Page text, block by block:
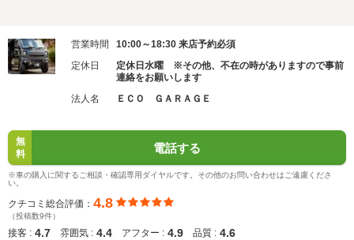
営業時間
10:00～18:30 来店予約必須
定休日
定休日水曜 ※その他、不在の時がありますので事前
連絡をお願いします
法人名
ＥＣＯ ＧＡＲＡＧＥ
無
料
電話する
※車の購入に関するご相談・確認専用ダイヤルです。その他のお問い合わせはご遠慮くださ
い。
クチコミ総合評価： 4.8
（投稿数9件）
接客 : 4.7 雰囲気 : 4.4 アフター : 4.9 品質 : 4.6